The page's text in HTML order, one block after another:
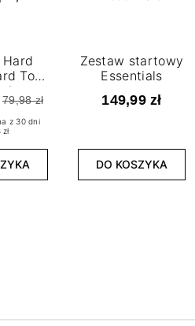
Top
79,98 zł
z 30 dni
Zestaw startowy
Essentials
149,99 zł
DO KOSZYKA